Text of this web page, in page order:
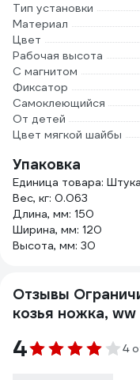
Тип установки
Материал
Цвет
Рабочая высота
С магнитом
Фиксатор
Самоклеющийся
От детей
Цвет мягкой шайбы
Упаковка
Единица товара: Штука
Вес, кг: 0.063
Длина, мм: 150
Ширина, мм: 120
Высота, мм: 30
Отзывы
козья ножка,
4 4